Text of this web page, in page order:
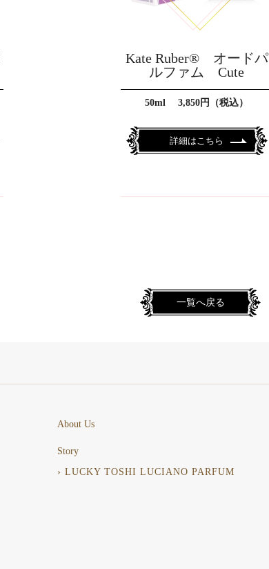
Kate Ruber® オードパ
ルファム Cute
50ml 3,850円（税込）
詳細はこちら
一覧へ戻る
About Us
Story
› LUCKY TOSHI LUCIANO PARFUM